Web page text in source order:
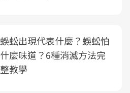
蜈蚣出現代表什麼？蜈蚣怕
什麼味道？6種消滅方法完
整教學